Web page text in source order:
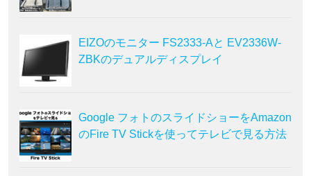
EIZOのモニター FS2333-Aと EV2336W-
ZBKのデュアルディスプレイ
Google フォトのスライドショーをAmazon
のFire TV Stickを使ってテレビで見る方法